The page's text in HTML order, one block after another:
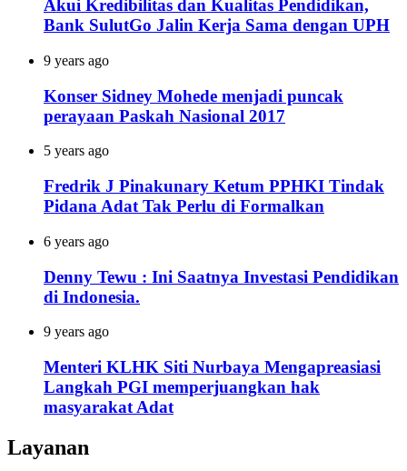
Akui Kredibilitas dan Kualitas Pendidikan,
Bank SulutGo Jalin Kerja Sama dengan UPH
9 years ago
Konser Sidney Mohede menjadi puncak
perayaan Paskah Nasional 2017
5 years ago
Fredrik J Pinakunary Ketum PPHKI Tindak
Pidana Adat Tak Perlu di Formalkan
6 years ago
Denny Tewu : Ini Saatnya Investasi Pendidikan
di Indonesia.
9 years ago
Menteri KLHK Siti Nurbaya Mengapreasiasi
Langkah PGI memperjuangkan hak
masyarakat Adat
Layanan